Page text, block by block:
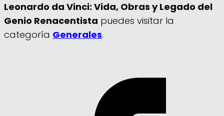
Leonardo da Vinci: Vida, Obras y Legado del
Genio Renacentista puedes visitar la
categoría Generales.